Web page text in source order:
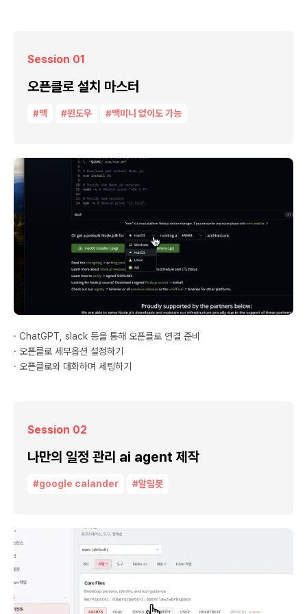
Session 01
오픈클로 설치 마스터
#맥 #윈도우 #맥미니 없이도 가능
· ChatGPT, slack 등을 통해 오픈클로 연결 준비
· 오픈클로 세부옵션 설정하기
· 오픈클로와 대화하며 세팅하기
Session 02
나만의 일정 관리 ai agent 제작
#google calander #알림봇